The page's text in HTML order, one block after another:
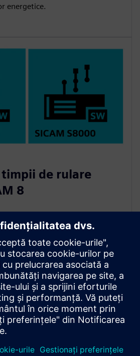
energetice.
de rulare
8
software de automatizare și
8 independent de hardware
medie și înaltă tensiune în
cu energie, cu
și suport complet pentru